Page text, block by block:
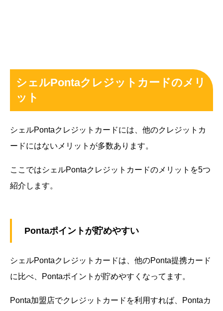
シェルPontaクレジットカードのメリ
ット
シェルPontaクレジットカードには、他のクレジットカ
ードにはないメリットが多数あります。
ここではシェルPontaクレジットカードのメリットを5つ
紹介します。
Pontaポイントが貯めやすい
シェルPontaクレジットカードは、他のPonta提携カード
に比べ、Pontaポイントが貯めやすくなってます。
Ponta加盟店でクレジットカードを利用すれば、Pontaカ